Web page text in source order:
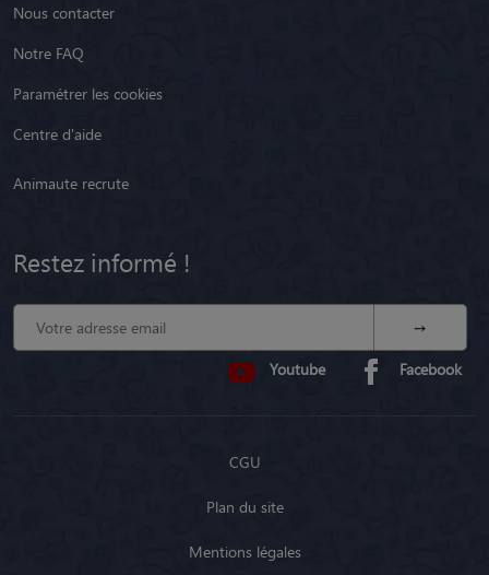
Nous contacter
Notre FAQ
Paramétrer les cookies
Centre d'aide
Animaute recrute
Restez informé !
Youtube Facebook
CGU
Plan du site
Mentions légales